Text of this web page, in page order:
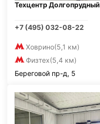
Техцентр Долгопрудный
+7 (495) 032-08-22
Ховрино(5,1 км)
Физтех(5,4 км)
Береговой пр-д, 5